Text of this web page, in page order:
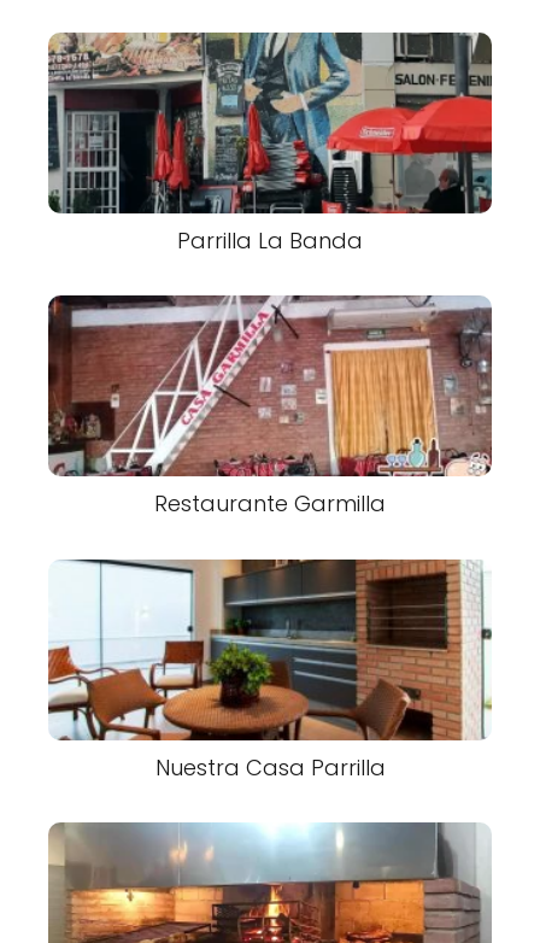
Parrilla La Banda
Restaurante Garmilla
Nuestra Casa Parrilla